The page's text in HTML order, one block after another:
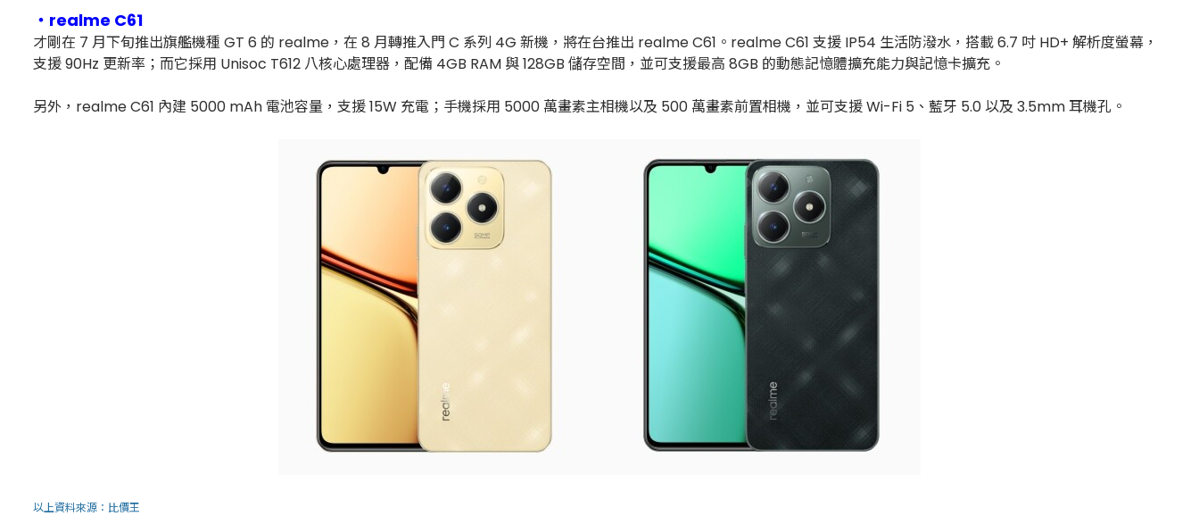
・ realme C61
才剛在 7 月下旬推出旗艦機種 GT 6 的 realme，在 8 月轉推入門 C 系列 4G 新機，將在台推出 realme C61。realme C61 支援 IP54 生活防潑水，搭載 6.7 吋 HD+ 解析度螢幕，
支援 90Hz 更新率；而它採用 Unisoc T612 八核心處理器，配備 4GB RAM 與 128GB 儲存空間，並可支援最高 8GB 的動態記憶體擴充能力與記憶卡擴充。
另外，realme C61 內建 5000 mAh 電池容量，支援 15W 充電；手機採用 5000 萬畫素主相機以及 500 萬畫素前置相機，並可支援 Wi-Fi 5、藍牙 5.0 以及 3.5mm 耳機孔。
以上資料來源： 比價王